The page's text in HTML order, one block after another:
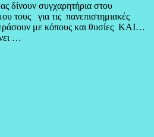
δίνουν συγχαρητήρια στου
τους για τις πανεπιστημιακές
με κόπους και θυσίες ΚΑΙ…
…